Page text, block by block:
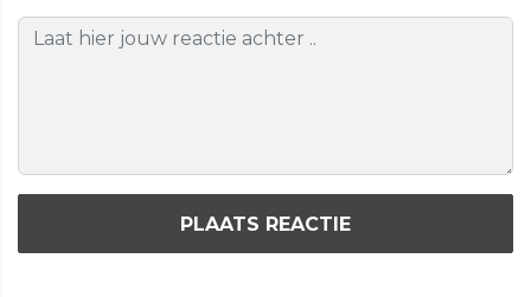
PLAATS REACTIE